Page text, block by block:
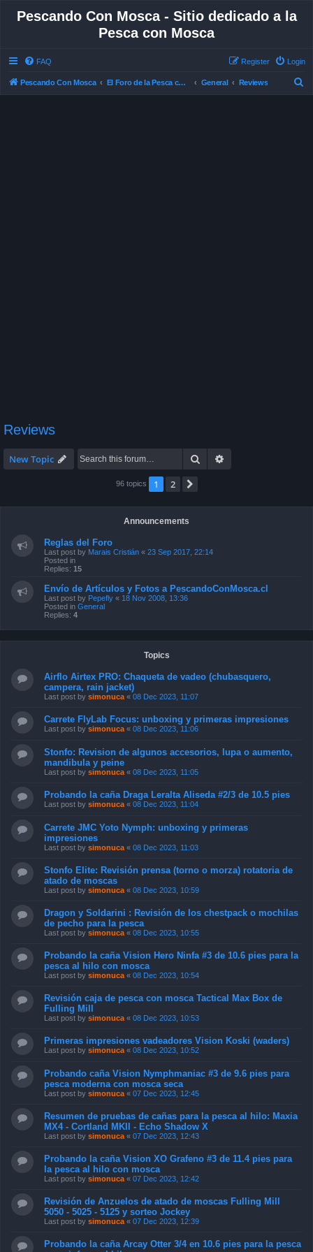
Pescando Con Mosca - Sitio dedicado a la
Pesca con Mosca
FAQ Login
Register
Pescando Con Mosca El Foro de la Pesca con Mosca en Chile General Reviews
Reviews
New Topic Search
96 topics 1 2
Announcements
Reglas del Foro
Last post by Marais Cristián « 23 Sep 2017, 22:14
Posted in
Replies: 15
Envío de Artículos y Fotos a PescandoConMosca.cl
Last post by Pepefly « 18 Nov 2008, 13:36
Posted in General
Replies: 4
Topics
Airflo Airtex PRO: Chaqueta de vadeo (chubasquero,
campera, rain jacket)
Last post by simonuca « 08 Dec 2023, 11:07
Carrete FlyLab Focus: unboxing y primeras impresiones
Last post by simonuca « 08 Dec 2023, 11:06
Stonfo: Revision de algunos accesorios, lupa o aumento,
mandibula y peine
Last post by simonuca « 08 Dec 2023, 11:05
Probando la caña Draga Leralta Aliseda #2/3 de 10.5 pies
Last post by simonuca « 08 Dec 2023, 11:04
Carrete JMC Yoto Nymph: unboxing y primeras
impresiones
Last post by simonuca « 08 Dec 2023, 11:03
Stonfo Elite: Revisión prensa (torno o morza) rotatoria de
atado de moscas
Last post by simonuca « 08 Dec 2023, 10:59
Dragon y Soldarini : Revisión de los chestpack o mochilas
de pecho para la pesca
Last post by simonuca « 08 Dec 2023, 10:55
Probando la caña Vision Hero Ninfa #3 de 10.6 pies para la
pesca al hilo con mosca
Last post by simonuca « 08 Dec 2023, 10:54
Revisión caja de pesca con mosca Tactical Max Box de
Fulling Mill
Last post by simonuca « 08 Dec 2023, 10:53
Primeras impresiones vadeadores Vision Koski (waders)
Last post by simonuca « 08 Dec 2023, 10:52
Probando caña Vision Nymphmaniac #3 de 9.6 pies para
pesca moderna con mosca seca
Last post by simonuca « 07 Dec 2023, 12:45
Resumen de pruebas de cañas para la pesca al hilo: Maxia
MX4 - Cortland MKII - Echo Shadow X
Last post by simonuca « 07 Dec 2023, 12:43
Probando la caña Vision XO Grafeno #3 de 11.4 pies para
la pesca al hilo con mosca
Last post by simonuca « 07 Dec 2023, 12:42
Revisión de Anzuelos de atado de moscas Fulling Mill
5050 - 5025 - 5125 y sorteo Jockey
Last post by simonuca « 07 Dec 2023, 12:39
Probando la caña Arcay Otter 3/4 en 10.6 pies para la pesca